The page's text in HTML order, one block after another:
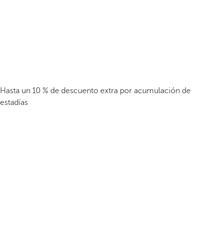
Hasta un 10 % de descuento extra por acumulación de
estadías